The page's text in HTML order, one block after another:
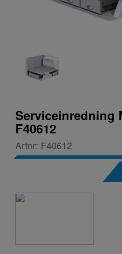
Serviceinredning
F40612
Artnr: F40612